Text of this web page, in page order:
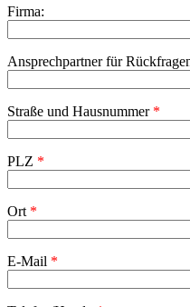
Firma:
Ansprechpartner für
Straße und Hausnummer *
PLZ *
Ort *
E-Mail *